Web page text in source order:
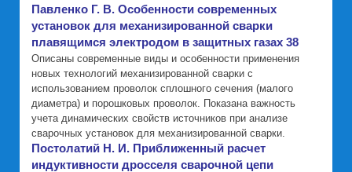
Павленко Г. В. Особенности современных
установок для механизированной сварки
плавящимся электродом в защитных газах 38
Описаны современные виды и особенности применения
новых технологий механизированной сварки с
использованием проволок сплошного сечения (малого
диаметра) и порошковых проволок. Показана важность
учета динамических свойств источников при анализе
сварочных установок для механизированной сварки.
Постолатий Н. И. Приближенный расчет
индуктивности дросселя сварочной цепи